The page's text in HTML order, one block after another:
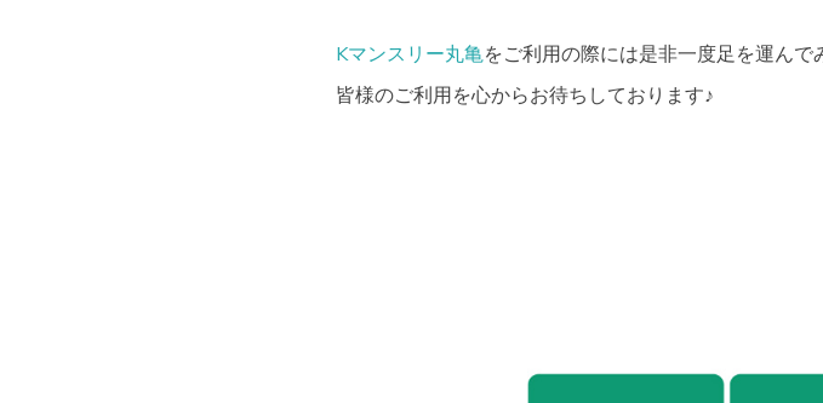
Kマンスリー丸亀をご利用の際には是非一度足を運んで
皆様のご利用を心からお待ちしております♪